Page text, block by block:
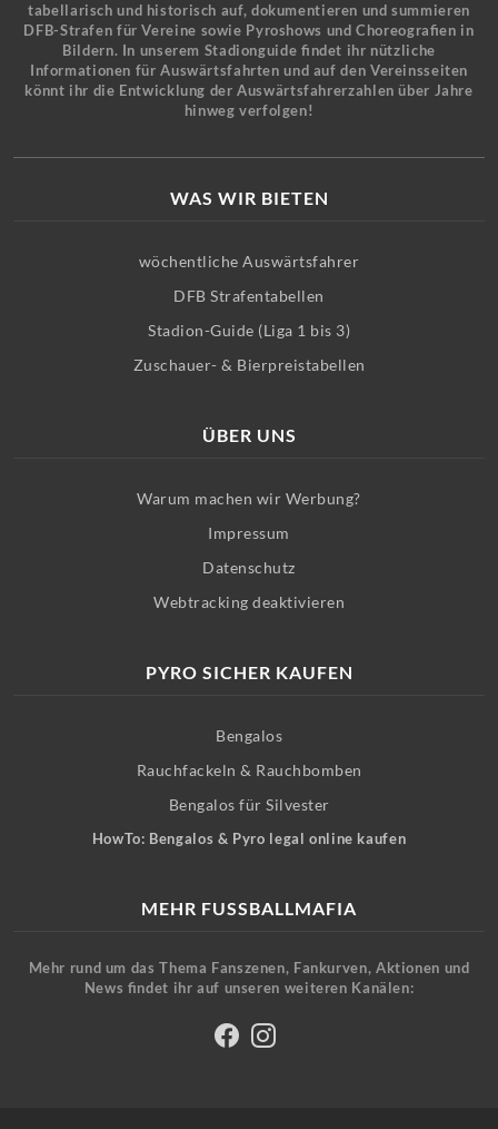
tabellarisch und historisch auf, dokumentieren und summieren
DFB-Strafen für Vereine sowie Pyroshows und Choreografien in
Bildern. In unserem Stadionguide findet ihr nützliche
Informationen für Auswärtsfahrten und auf den Vereinsseiten
könnt ihr die Entwicklung der Auswärtsfahrerzahlen über Jahre
hinweg verfolgen!
WAS WIR BIETEN
wöchentliche Auswärtsfahrer
DFB Strafentabellen
Stadion-Guide (Liga 1 bis 3)
Zuschauer- & Bierpreistabellen
ÜBER UNS
Warum machen wir Werbung?
Impressum
Datenschutz
Webtracking deaktivieren
PYRO SICHER KAUFEN
Bengalos
Rauchfackeln & Rauchbomben
Bengalos für Silvester
HowTo: Bengalos & Pyro legal online kaufen
MEHR FUSSBALLMAFIA
Mehr rund um das Thema Fanszenen, Fankurven, Aktionen und
News findet ihr auf unseren weiteren Kanälen: